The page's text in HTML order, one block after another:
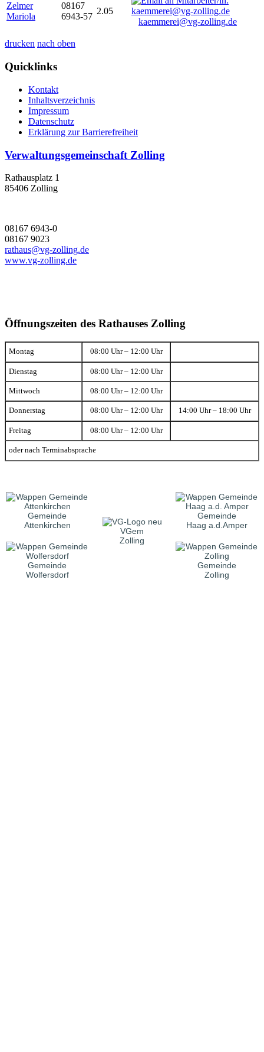
Zelmer
Mariola
08167
6943-57
2.05
kaemmerei@vg-zolling.de
drucken nach oben
Quicklinks
Kontakt
Inhaltsverzeichnis
Impressum
Datenschutz
Erklärung zur Barrierefreiheit
Verwaltungsgemeinschaft Zolling
Rathausplatz 1
85406 Zolling
08167 6943-0
08167 9023
rathaus@vg-zolling.de
www.vg-zolling.de
Öffnungszeiten des Rathauses Zolling
Montag 08:00 Uhr – 12:00 Uhr
Dienstag 08:00 Uhr – 12:00 Uhr
Mittwoch 08:00 Uhr – 12:00 Uhr
Donnerstag 08:00 Uhr – 12:00 Uhr 14:00 Uhr – 18:00 Uhr
Freitag 08:00 Uhr – 12:00 Uhr
oder nach Terminabsprache
Gemeinde
Attenkirchen
VGem
Zolling
Gemeinde
Haag a.d.Amper
Gemeinde
Wolfersdorf
Gemeinde
Zolling